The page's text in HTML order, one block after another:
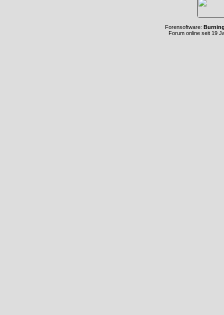
Forensoftware:
Forum online seit 19